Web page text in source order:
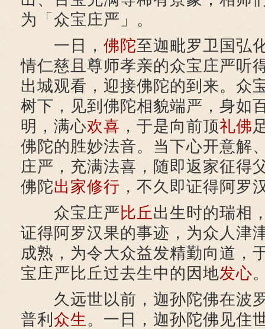
为「众宝庄严」。
一日， 佛陀至迦毗罗卫国弘
情仁慈且尊师孝亲的众宝庄严听
出城观看，迎接佛陀的到来。众
树下，见到佛陀相貌端严，身如
明，满心欢喜 ，于是向前顶礼佛
佛陀的胜妙法音。当下心开意解
庄严，充满法喜，随即返家征得
佛陀出家修行 ，不久即证得阿罗
众宝庄严 比丘出生时的瑞相
证得阿罗汉果的事迹，为众人津
成熟，为令大众益发精勤向道，
宝庄严比丘过去生中的因地发心
久远世以前，迦孙陀佛在波
普利 众生 。一日，迦孙陀佛见住